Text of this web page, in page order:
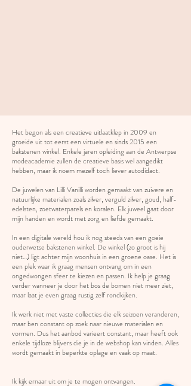
Het begon als een creatieve uitlaatklep in 2009 en
groeide uit tot eerst een virtuele en sinds 2015 een
bakstenen winkel. Enkele jaren opleiding aan de Antwerpse
modeacademie zullen de creatieve basis wel aangedikt
hebben, maar ik noem mezelf toch liever autodidact.
De juwelen van Lilli Vanilli worden gemaakt van zuivere en
natuurlijke materialen zoals zilver, verguld zilver, goud, half-
edelsten, zoetwaterparels en koralen. Elk juweel gaat door
mijn handen en wordt met zorg en liefde gemaakt.
In een digitale wereld hou ik nog steeds van een goeie
ouderwetse bakstenen winkel. De winkel (zo groot is hij
niet…) ligt achter mijn woonhuis in een groene oase. Het is
een plek waar ik graag mensen ontvang om in een
ongedwongen sfeer te kiezen en passen. Ik help je graag
verder wanneer je door het bos de bomen niet meer ziet,
maar laat je even graag rustig zelf rondkijken.
Ik werk niet met vaste collecties die elk seizoen veranderen,
maar ben constant op zoek naar nieuwe materialen en
vormen. Dus het aanbod varieert constant, maar heeft ook
enkele tijdloze blijvers die je in de webshop kan vinden. Alles
wordt gemaakt in beperkte oplage en vaak op maat.
Ik kijk ernaar uit om je te mogen ontvangen.